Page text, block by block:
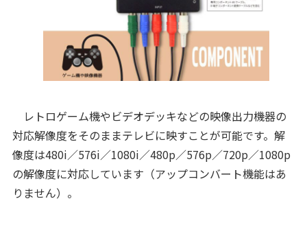
レトロゲーム機やビデオデッキなどの映像出力機器の
対応解像度をそのままテレビに映すことが可能です。解
像度は480i／576i／1080i／480p／576p／720p／1080p
の解像度に対応しています（アップコンバート機能はあ
りません）。